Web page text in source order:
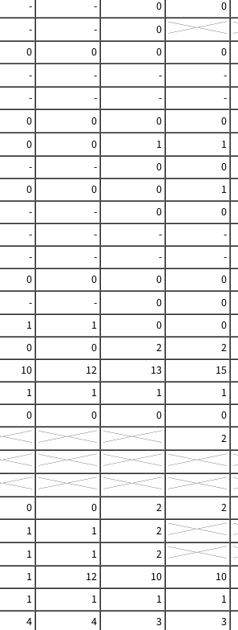
- - 0 0
- -
0
0 0 0 0
- - - -
- - - -
0 0 0 0
0 0 1 1
- - 0 0
0 0 0 1
- - 0 0
- - - -
- - - -
0 0 0 0
- - 0 0
1 1 0 0
0 0 2 2
10 12 13 15
1 1 1 1
0 0 0 0
2
0 0 2 2
1 1
2
1 1
2
1 12 10 10
1 1 1 1
4 4 3 3